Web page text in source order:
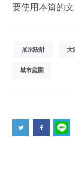
要使用本篇的
展示設計 大
城市庭園